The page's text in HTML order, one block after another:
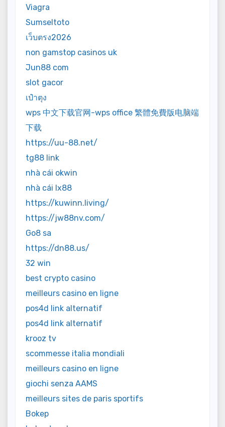
Viagra
Sumseltoto
เว็บตรง2026
non gamstop casinos uk
Jun88 com
slot gacor
เป๋าตุง
wps 中文下载官网-wps office 繁體免費版电脑端
下载
https://uu-88.net/
tg88 link
nhà cái okwin
nhà cái lx88
https://kuwinn.living/
https://jw88nv.com/
Go8 sa
https://dn88.us/
32 win
best crypto casino
meilleurs casino en ligne
pos4d link alternatif
pos4d link alternatif
krooz tv
scommesse italia mondiali
meilleurs casino en ligne
giochi senza AAMS
meilleurs sites de paris sportifs
Bokep